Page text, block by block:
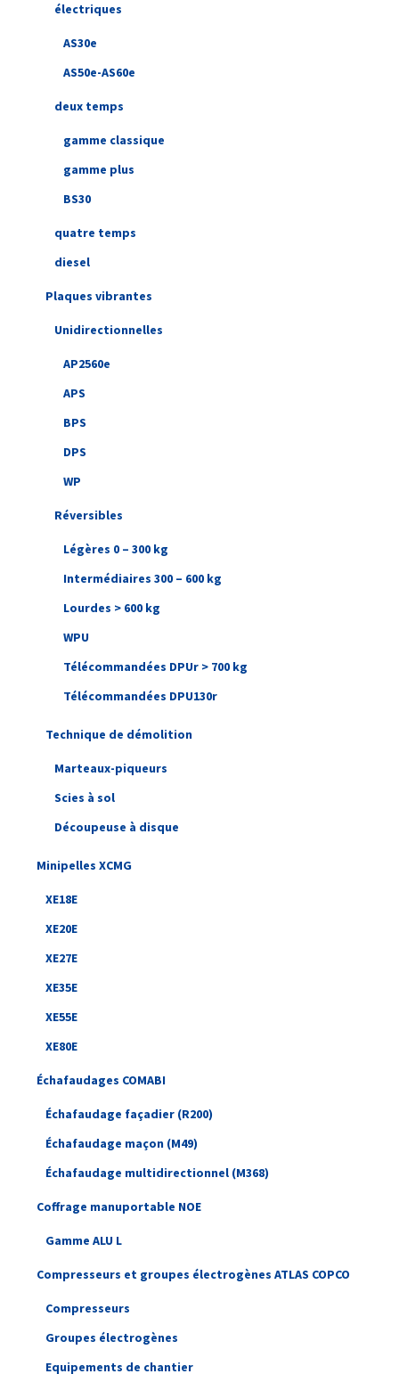
électriques
AS30e
AS50e-AS60e
deux temps
gamme classique
gamme plus
BS30
quatre temps
diesel
Plaques vibrantes
Unidirectionnelles
AP2560e
APS
BPS
DPS
WP
Réversibles
Légères 0 – 300 kg
Intermédiaires 300 – 600 kg
Lourdes > 600 kg
WPU
Télécommandées DPUr > 700 kg
Télécommandées DPU130r
Technique de démolition
Marteaux-piqueurs
Scies à sol
Découpeuse à disque
Minipelles XCMG
XE18E
XE20E
XE27E
XE35E
XE55E
XE80E
Échafaudages COMABI
Échafaudage façadier (R200)
Échafaudage maçon (M49)
Échafaudage multidirectionnel (M368)
Coffrage manuportable NOE
Gamme ALU L
Compresseurs et groupes électrogènes ATLAS COPCO
Compresseurs
Groupes électrogènes
Equipements de chantier